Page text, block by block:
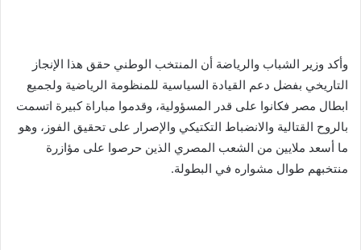
وأكد وزير الشباب والرياضة أن المنتخب الوطني حقق هذا الإنجاز
التاريخي بفضل دعم القيادة السياسية للمنظومة الرياضية ولجميع
ابطال مصر فكانوا على قدر المسؤولية، وقدموا مباراة كبيرة اتسمت
بالروح القتالية والانضباط التكتيكي والإصرار على تحقيق الفوز، وهو
ما أسعد ملايين من الشعب المصري الذين حرصوا على مؤازرة
منتخبهم طوال مشواره في البطولة.